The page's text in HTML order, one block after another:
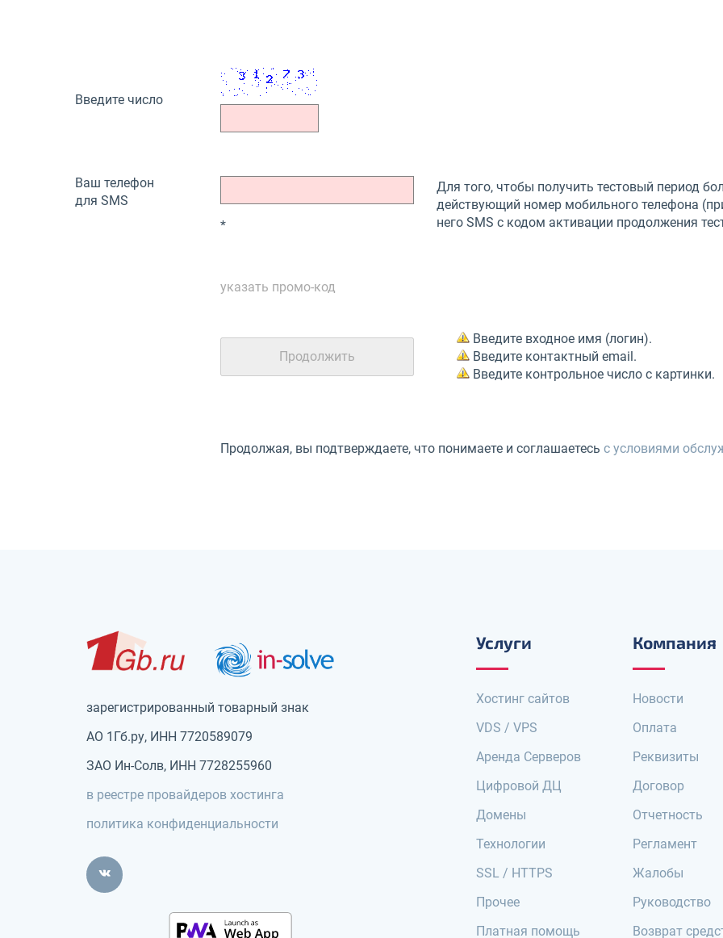
Введите число
Ваш телефон
для SMS
Для того, чтобы получить тестовый период
действующий номер мобильного телефона
него SMS с кодом активации продолжения
*
указать промо-код
Введите входное имя (логин).
Введите контактный email.
Введите контрольное число с картинки.
Продолжая, вы подтверждаете, что понимаете и соглашаетесь с условиями
зарегистрированный товарный знак
АО 1Гб.ру, ИНН 7720589079
ЗАО Ин-Солв, ИНН 7728255960
в реестре провайдеров хостинга
политика конфиденциальности
Услуги
Хостинг сайтов
VDS / VPS
Аренда Серверов
Цифровой ДЦ
Домены
Технологии
SSL / HTTPS
Прочее
Платная помощь
Компания
Новости
Оплата
Реквизиты
Договор
Отчетность
Регламент
Жалобы
Руководство
Возврат